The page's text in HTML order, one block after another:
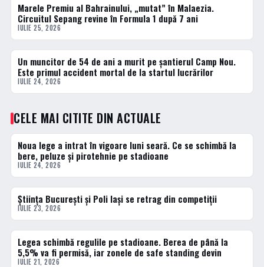
ACTUALE
Marele Premiu al Bahrainului, „mutat” în Malaezia.
Circuitul Sepang revine în Formula 1 după 7 ani
IULIE 25, 2026
ACTUALE
Un muncitor de 54 de ani a murit pe șantierul Camp Nou.
Este primul accident mortal de la startul lucrărilor
IULIE 24, 2026
CELE MAI CITITE DIN ACTUALE
1 · TOP
Noua lege a intrat în vigoare luni seară. Ce se schimbă la
bere, peluze și pirotehnie pe stadioane
IULIE 24, 2026
2 · TOP
Știința București și Poli Iași se retrag din competiții
IULIE 23, 2026
3 · TOP
Legea schimbă regulile pe stadioane. Berea de până la
5,5% va fi permisă, iar zonele de safe standing devin
IULIE 21, 2026